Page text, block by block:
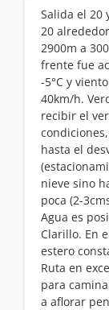
Salida el 20
20
2900m a
frente fue
-5°C y
40km/h.
recibir el
hasta el
nieve sino
poca (2-
Agua es
Clarillo. En
estero
Ruta en
para
a aflorar